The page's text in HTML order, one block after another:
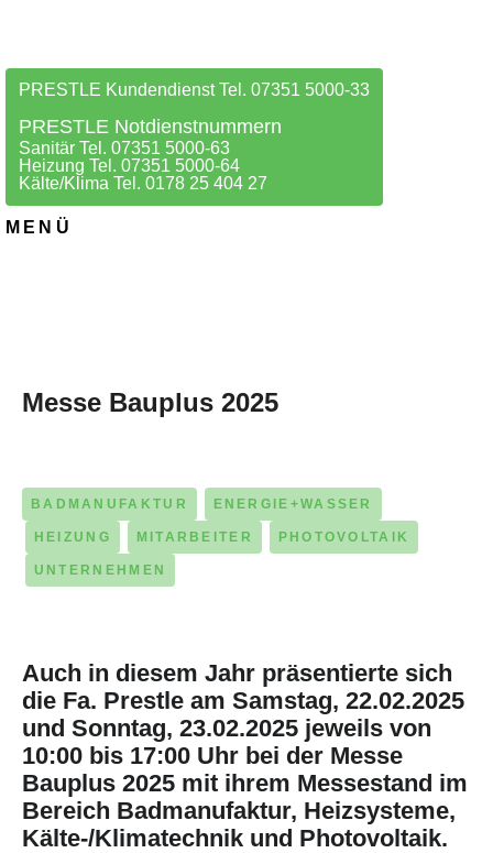
PRESTLE Kundendienst Tel. 07351 5000-33
PRESTLE Notdienstnummern
Sanitär Tel. 07351 5000-63
Heizung Tel. 07351 5000-64
Kälte/Klima Tel. 0178 25 404 27
MENÜ
Messe Bauplus 2025
BADMANUFAKTUR ENERGIE+WASSER
HEIZUNG MITARBEITER PHOTOVOLTAIK
UNTERNEHMEN
Auch in diesem Jahr präsentierte sich
die Fa. Prestle am Samstag, 22.02.2025
und Sonntag, 23.02.2025 jeweils von
10:00 bis 17:00 Uhr bei der Messe
Bauplus 2025 mit ihrem Messestand im
Bereich Badmanufaktur, Heizsysteme,
Kälte-/Klimatechnik und Photovoltaik.